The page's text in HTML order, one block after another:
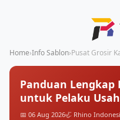
Home›Info Sablon›Pusat Grosir
Panduan Lengkap
untuk Pelaku
📅 06 Aug 2026🦏 Rhino